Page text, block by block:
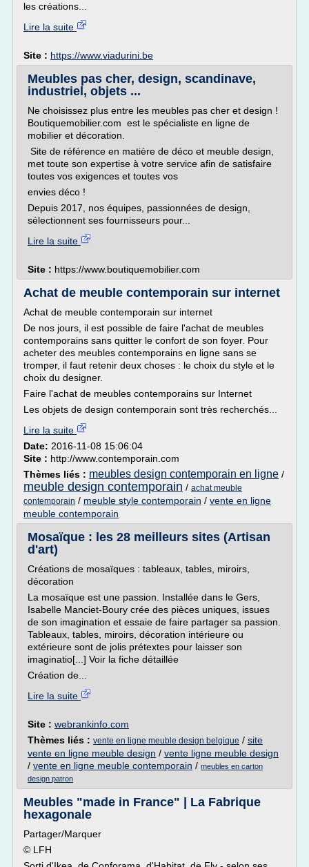
les créations...
Lire la suite
Site : https://www.viadurini.be
Meubles pas cher, design, scandinave,
industriel, objets ...
Ne choisissez plus entre les meubles pas cher et design !
Boutiquemobilier.com est le spécialiste en ligne de
mobilier et décoration.
Site de référence en matière de déco et meuble design,
met toute son expertise à votre service afin de satisfaire
toutes vos exigences et toutes vos
envies déco !
Depuis 2017, nos équipes, passionnées de design,
sélectionnent ses fournisseurs pour...
Lire la suite
Site : https://www.boutiquemobilier.com
Achat de meuble contemporain sur internet
Achat de meuble contemporain sur internet
De nos jours, il est possible de faire l'achat de meubles
contemporains sans quitter le confort de son foyer. Pour
acheter des meubles contemporains en ligne sans se
tromper, il faut retenir deux choses : le choix du style et le
choix du designer.
Faire l'achat de meubles contemporains sur Internet
Les objets de design contemporain sont très recherchés...
Lire la suite
Date: 2016-11-08 15:06:04
Site : http://www.contemporain.com
Thèmes liés : meubles design contemporain en ligne /
meuble design contemporain / achat meuble
contemporain / meuble style contemporain / vente en ligne
meuble contemporain
Mosaïque : les 28 meilleurs sites (Artisan
d'art)
Créations de mosaïques : tableaux, tables, miroirs,
décoration
La mosaïque est une passion. Installée dans le Gers,
Isabelle Manciet-Boury crée des pièces uniques, issues
de son imagination et essaie de faire partager sa passion.
Tableaux, tables, miroirs, décoration intérieure ou
extérieure sont de jolis prétextes pour laisser son
imaginatio[...] Voir la fiche détaillée
Création de...
Lire la suite
Site : webrankinfo.com
Thèmes liés : vente en ligne meuble design belgique / site
vente en ligne meuble design / vente ligne meuble design
/ vente en ligne meuble contemporain / meubles en carton
design patron
Meubles "made in France" | La Fabrique
hexagonale
Partager/Marquer
© LFH